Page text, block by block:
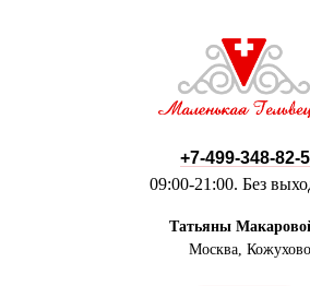
+7-499-348-82-
09:00-21:00. Без
Татьяны
Москва, Кожухово